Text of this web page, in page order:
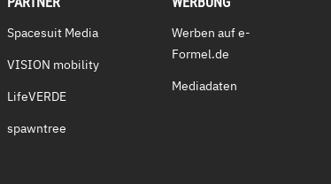
Spacesuit Media
VISION mobility
LifeVERDE
spawntree
Werben auf e-
Formel.de
Mediadaten